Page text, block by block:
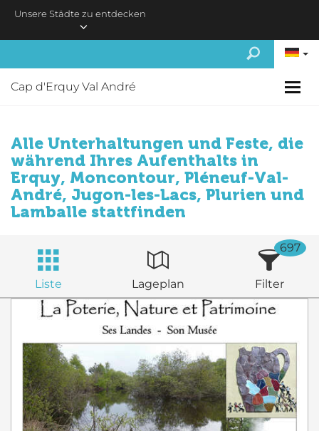
Skip to main content
Unsere Städte zu entdecken
Cap d'Erquy Val André
Alle Unterhaltungen und Feste, die
während Ihres Aufenthalts in
Erquy, Moncontour, Pléneuf-Val-
André, Jugon-les-Lacs, Plurien und
Lamballe stattfinden
Liste Lageplan Filter
697